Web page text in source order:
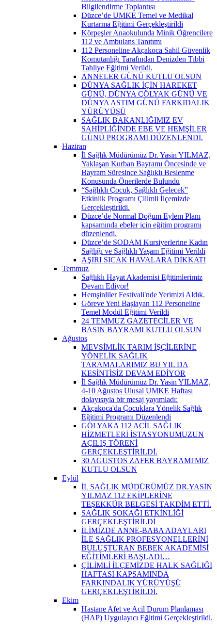
Bilgilendirme Toplantısı
Düzce’de UMKE Temel ve Medikal
Kurtarma Eğitimi Gerçekleştirildi
Körpeşler Anaokulunda Minik Öğrencilere
112 ve Ambulans Tanıtımı
112 Personeline Akçakoca Sahil Güvenlik
Komutanlığı Tarafından Denizden Tıbbi
Tahliye Eğitimi Verildi.
ANNELER GÜNÜ KUTLU OLSUN
DÜNYA SAĞLIK İÇİN HAREKET
GÜNÜ, DÜNYA ÇÖLYAK GÜNÜ VE
DÜNYA ASTIM GÜNÜ FARKIDALIK
YÜRÜYÜŞÜ
SAĞLIK BAKANLIĞIMIZ EV
SAHİPLİĞİNDE EBE VE HEMŞİLER
GÜNÜ PROGRAMI DÜZENLENDİ.
Haziran
İl Sağlık Müdürümüz Dr. Yasin YILMAZ,
Yaklaşan Kurban Bayramı Öncesinde ve
Bayram Süresince Sağlıklı Beslenme
Konusunda Önerilerde Bulundu
“Sağlıklı Çocuk, Sağlıklı Gelecek”
Etkinlik Programı Çilimli İlçemizde
Gerçekleştirildi.
Düzce’de Normal Doğum Eylem Planı
kapsamında ebeler için eğitim programı
düzenlendi.
Düzce’de SODAM Kursiyerlerine Kadın
Sağlığı ve Sağlıklı Yaşam Eğitimi Verildi
AŞIRI SICAK HAVALARA DİKKAT!
Temmuz
Sağlıklı Hayat Akademisi Eğitimlerimiz
Devam Ediyor!
Hemşinliler Festivali'nde Yerimizi Aldık.
Göreve Yeni Başlayan 112 Personeline
Temel Modül Eğitimi Verildi
24 TEMMUZ GAZETECİLER VE
BASIN BAYRAMI KUTLU OLSUN
Ağustos
MEVSİMLİK TARIM İŞÇİLERİNE
YÖNELİK SAĞLIK
TARAMALARIMIZ BU YIL DA
KESİNTİSİZ DEVAM EDİYOR
İl Sağlık Müdürümüz Dr. Yasin YILMAZ,
4-10 Ağustos Ulusal UMKE Haftası
dolayısıyla bir mesaj yayımladı:
Akçakoca'da Çocuklara Yönelik Sağlık
Eğitimi Programı Düzenlendi
GÖLYAKA 112 ACİL SAĞLIK
HİZMETLERİ İSTASYONUMUZUN
AÇILIŞ TÖRENİ
GERÇEKLEŞTİRİLDİ.
30 AGUSTOS ZAFER BAYRAMI'MIZ
KUTLU OLSUN
Eylül
İL SAĞLIK MÜDÜRÜMÜZ DR.YASİN
YILMAZ 112 EKİPLERİNE
TEŞEKKÜR BELGESİ TAKDİM ETTİ.
SAĞLIK SOKAĞI ETKİNLİĞİ
GERÇEKLEŞTİRİLDİ
İLİMİZDE ANNE-BABA ADAYLARI
İLE SAĞLIK PROFESYONELLERİNİ
BULUŞTURAN BEBEK AKADEMİSİ
EĞİTİMLERİ BAŞLADI…
ÇİLİMLİ İLÇEMİZDE HALK SAĞLIĞI
HAFTASI KAPSAMINDA
FARKINDALIK YÜRÜYÜŞÜ
GERÇEKLEŞTİRİLDİ.
Ekim
Hastane Afet ve Acil Durum Planlaması
(HAP) Uygulayıcı Eğitimi Gerçekleştirildi.